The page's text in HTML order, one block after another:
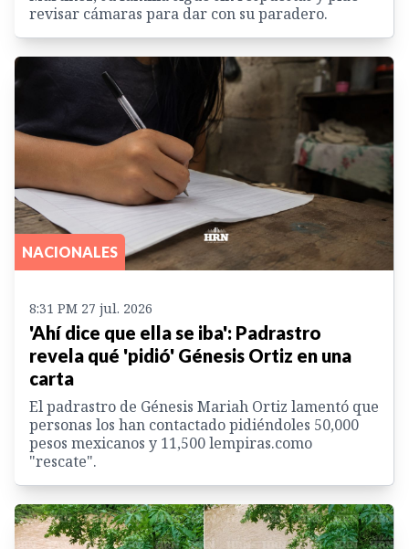
revisar cámaras para dar con su paradero.
NACIONALES
8:31 PM 27 jul. 2026
'Ahí dice que ella se iba': Padrastro
revela qué 'pidió' Génesis Ortiz en una
carta
El padrastro de Génesis Mariah Ortiz lamentó que
personas los han contactado pidiéndoles 50,000
pesos mexicanos y 11,500 lempiras.como
"rescate".